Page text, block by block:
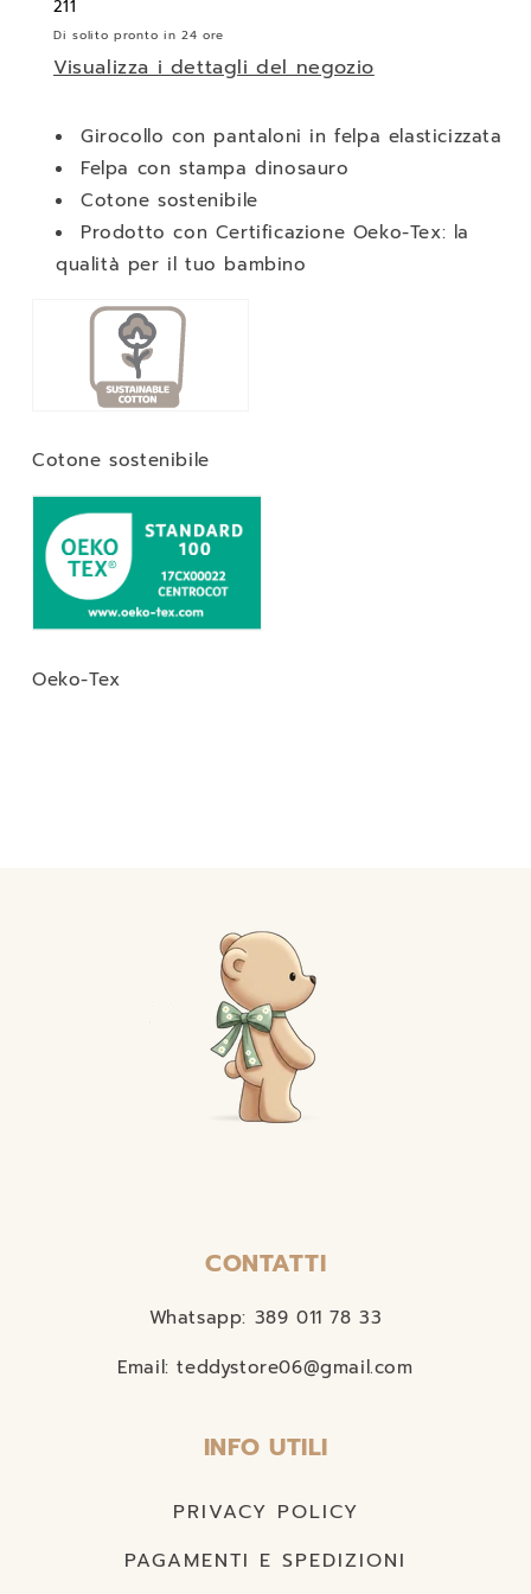
211
Di solito pronto in 24 ore
Visualizza i dettagli del negozio
Girocollo con pantaloni in felpa elasticizzata
Felpa con stampa dinosauro
Cotone sostenibile
Prodotto con Certificazione Oeko-Tex: la
qualità per il tuo bambino
Cotone sostenibile
Oeko-Tex
CONTATTI
Whatsapp: 389 011 78 33
Email: teddystore06@gmail.com
INFO UTILI
PRIVACY POLICY
PAGAMENTI E SPEDIZIONI